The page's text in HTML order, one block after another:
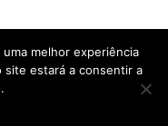
reservados.
melhor experiência
site estará a consentir a